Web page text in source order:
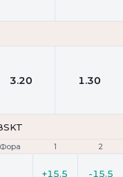
3.20 1.30
Фора 1 2
Фора 1 2
+15.5 -15.5